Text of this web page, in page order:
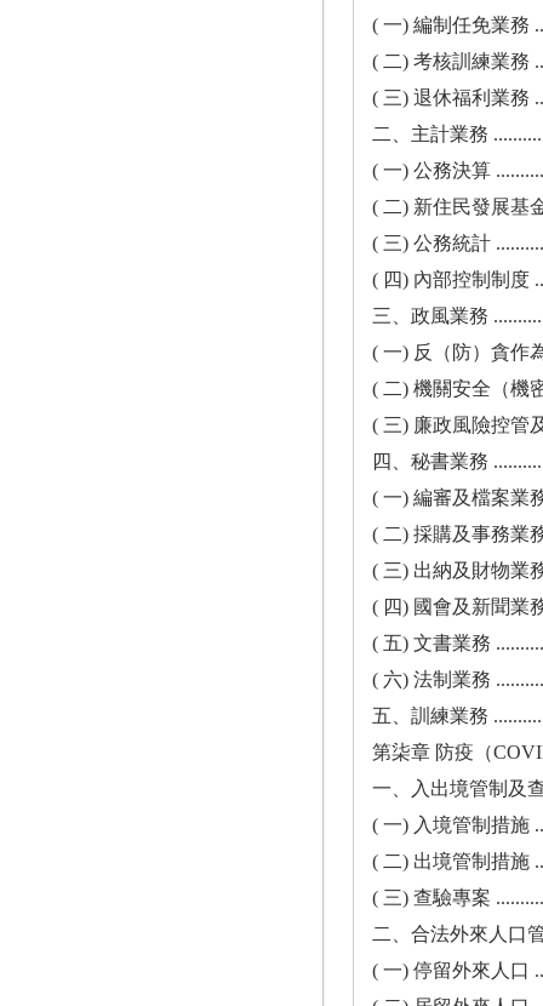
( 一) 編制任免業務
( 二) 考核訓練業務
( 三) 退休福利業務
二、主計業務
( 一) 公務決算
( 二) 新住民發展基
( 三) 公務統計
( 四) 內部控制制度
三、政風業務
( 一) 反（防）貪作
( 二) 機關安全（機
( 三) 廉政風險控管
四、秘書業務
( 一) 編審及檔案業
( 二) 採購及事務業
( 三) 出納及財物業
( 四) 國會及新聞業
( 五) 文書業務
( 六) 法制業務
五、訓練業務
第柒章 防疫（
一、入出境管制及
( 一) 入境管制措施
( 二) 出境管制措施
( 三) 查驗專案
二、合法外來人口
( 一) 停留外來人口